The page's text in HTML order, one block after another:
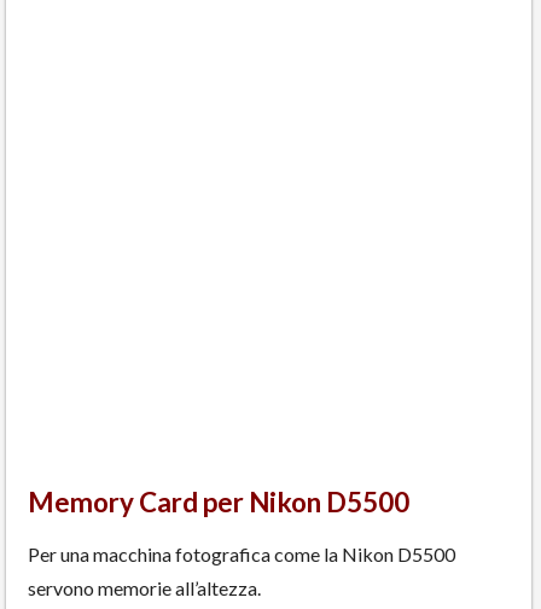
Memory Card per Nikon D5500
Per una macchina fotografica come la Nikon D5500
servono memorie all’altezza.